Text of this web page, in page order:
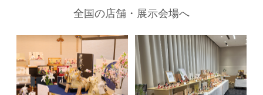
全国の店舗・展示会場へ